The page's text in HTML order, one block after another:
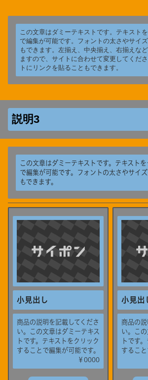
この文章はダミーテキストです。テキスト
で編集が可能です。フォントの太さやサイ
もできます。左揃え、中央揃え、右揃えな
ますので、サイトに合わせて変更してくだ
トにリンクを貼ることもできます。
説明3
この文章はダミーテキストです。テキスト
で編集が可能です。フォントの太さやサイ
もできます。
小見出し
商品の説明を記載してくださ
い。この文章はダミーテキス
トです。テキストをクリック
することで編集が可能です。
￥0000
小見出
商品の
い。こ
トです
すること